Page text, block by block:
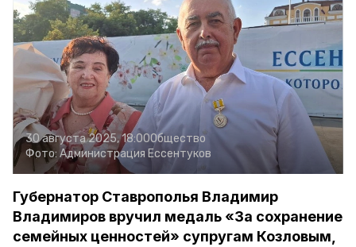
30 августа 2025, 18:00Общество
Фото: Администрация Ессентуков
Губернатор Ставрополья Владимир
Владимиров вручил медаль «За сохранение
семейных ценностей» супругам Козловым,